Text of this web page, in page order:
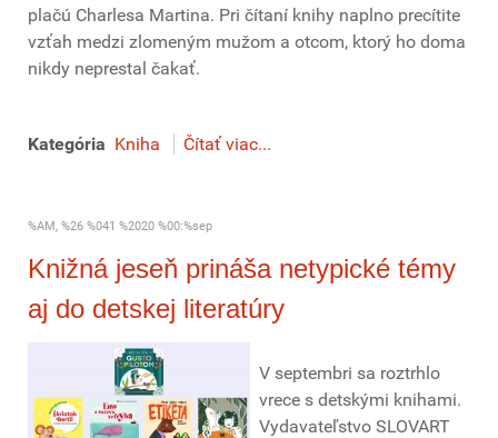
plačú Charlesa Martina. Pri čítaní knihy naplno precítite
vzťah medzi zlomeným mužom a otcom, ktorý ho doma
nikdy neprestal čakať.
Kategória Kniha Čítať viac...
%AM, %26 %041 %2020 %00:%sep
Knižná jeseň prináša netypické témy
aj do detskej literatúry
V septembri sa roztrhlo
vrece s detskými knihami.
Vydavateľstvo SLOVART